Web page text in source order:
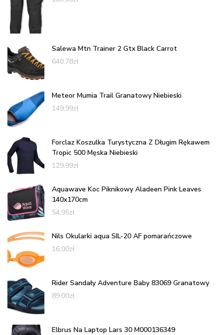
Salewa Mtn Trainer 2 Gtx Black Carrot
640,78zł
Meteor Mumia Trail Granatowy Niebieski
149,99zł
Forclaz Koszulka Turystyczna Z Długim Rękawem
Tropic 500 Męska Niebieski
129,99zł
Aquawave Koc Piknikowy Aladeen Pink Leaves
140x170cm
54,95zł
Nils Okularki aqua SIL-20 AF pomarańczowe
16,00zł
Rider Sandały Adventure Baby 83069 Granatowy
89,00zł
Elbrus Na Laptop Lars 30 M000136349